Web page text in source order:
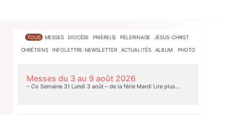
TOUS MESSES DIOCÈSE PRIÈRE(S) PÈLERINAGE JÉSUS-CHRIST
CHRÉTIENS INFOLETTRE-NEWSLETTER ACTUALITÉS ALBUM PHOTO
Messes du 3 au 9 août 2026
– Co Semaine 31 Lundi 3 août – de la férie Mardi Lire plus…